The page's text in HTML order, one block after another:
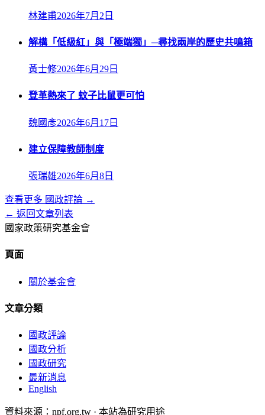
林建甫2026年7月2日
解構「低級紅」與「極端獨」─尋找兩岸的歷史共鳴箱
黃士修2026年6月29日
登革熱來了 蚊子比鼠更可怕
魏國彥2026年6月17日
建立保障教師制度
張瑞雄2026年6月8日
查看更多 國政評論 →
← 返回文章列表
國家政策研究基金會
頁面
關於基金會
文章分類
國政評論
國政分析
國政研究
最新消息
English
資料來源：npf.org.tw · 本站為研究用途